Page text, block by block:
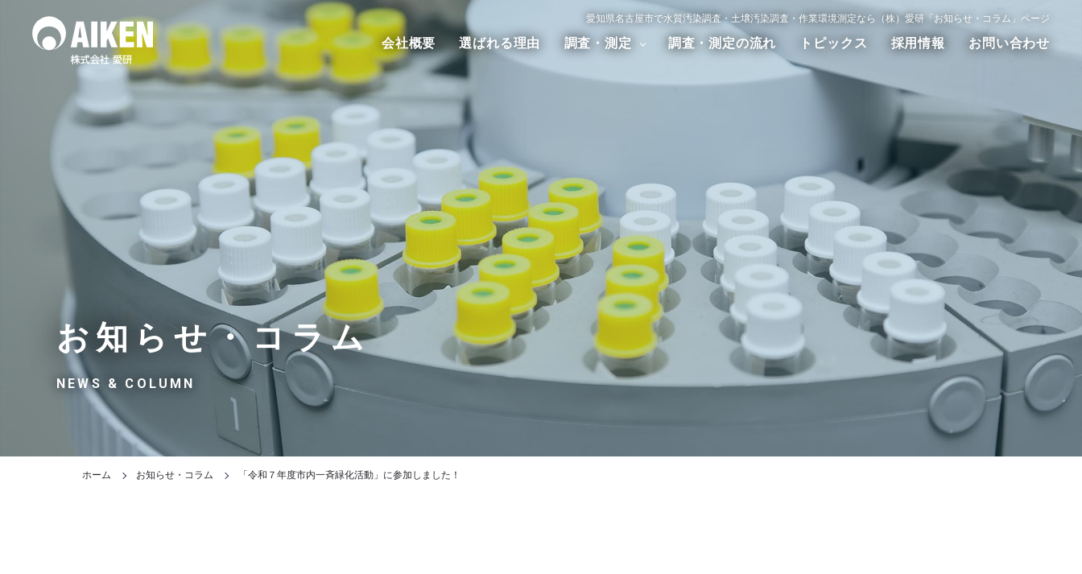
会社概要 選ばれる理由 調査・測定
水質調査 土壌汚染調査
作業環境測定 アスベスト調査 ダイオキシン調査 その他の調査測定
調査・測定の流れ トピックス 採用情報 お問い合わせ
愛知県名古屋市で水質汚染調査・土壌汚染調査・作業環境測定なら（株）愛研「お知らせ・コラム」ページ
お知らせ・コラム
NEWS & COLUMN
ホーム お知らせ・コラム 「令和７年度市内一斉緑化活動」に参加しました！